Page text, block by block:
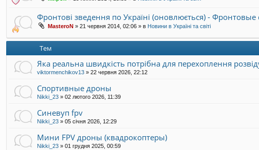
Фронтові зведення по Україні (оновлюється) -
MasteroN » 21 червня 2014, 02:06 » в Новини в Україні та світі
Тем
Яка реальна швидкість потрібна для перехоплення
viktormenchikov13 » 22 червня 2026, 22:12
Спортивные дроны
Nikki_23 » 02 лютого 2026, 11:39
Синевуп fpv
Nikki_23 » 05 січня 2026, 12:29
Мини FPV дроны (квадрокоптеры)
Nikki_23 » 01 грудня 2025, 00:59